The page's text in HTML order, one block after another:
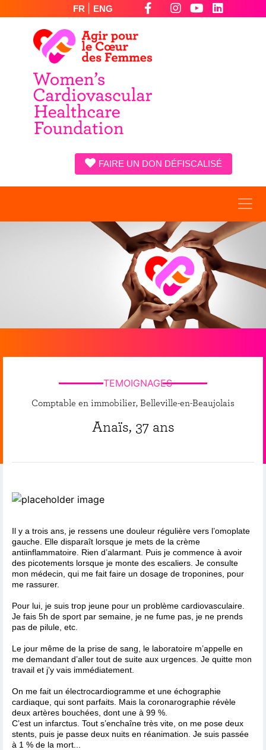
FR ENG
FAIRE UN DON DÉFISCALISÉ
TEMOIGNAGES
Comptable en immobilier, Belleville-en-Beaujolais
Anaïs, 37 ans
Il y a trois ans, je ressens une douleur régulière vers l’omoplate
gauche. Elle disparaît lorsque je mets de la crème
antiinflammatoire. Rien d’alarmant. Puis je commence à avoir
des picotements lorsque je monte des escaliers. Je consulte
mon médecin, qui me fait faire un dosage de troponines, pour
me rassurer.
Pour lui, je suis trop jeune pour un problème cardiovasculaire.
Je fais 5h de sport par semaine, je ne fume pas, je ne prends
pas de pilule, etc.
Le jour même de la prise de sang, le laboratoire m’appelle en
me demandant d’aller tout de suite aux urgences. Je quitte mon
travail et j’y vais immédiatement.
On me fait un électrocardiogramme et une échographie
cardiaque, qui sont parfaits. Mais la coronarographie révèle
deux artères bouchées, dont une à 99 %.
C’est un infarctus. Tout s’enchaîne très vite, on me pose deux
stents, puis je passe deux nuits en réanimation. Je suis passée
à 1 % de la mort...